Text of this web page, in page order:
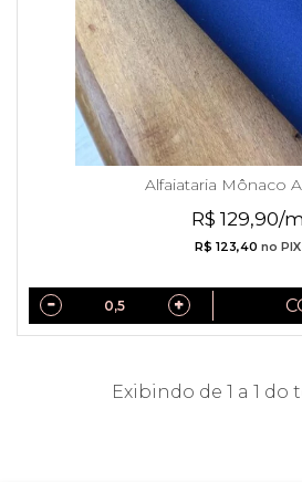
Alfaiataria Mônaco
R$ 129,90/m
R$ 123,40 no PIX
Exibindo de 1 a 1 do